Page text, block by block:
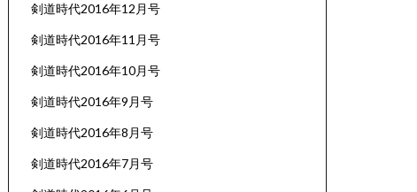
剣道時代2016年12月号
剣道時代2016年11月号
剣道時代2016年10月号
剣道時代2016年9月号
剣道時代2016年8月号
剣道時代2016年7月号